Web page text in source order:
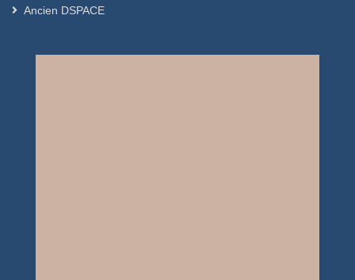
Ancien DSPACE